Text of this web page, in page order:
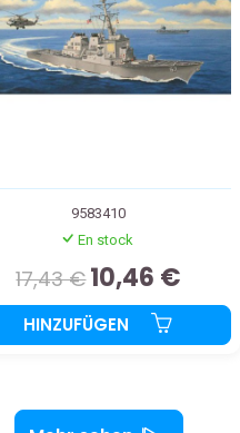
9583410
En stock
17,43 €10,46 €
HINZUFÜGEN